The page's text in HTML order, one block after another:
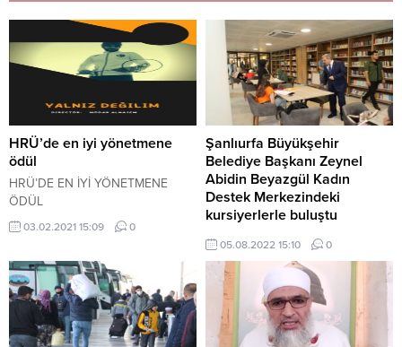
HRÜ’de en iyi yönetmene
ödül
HRÜ’DE EN İYİ YÖNETMENE
ÖDÜL
03.02.2021 15:09 0
Şanlıurfa Büyükşehir
Belediye Başkanı Zeynel
Abidin Beyazgül Kadın
Destek Merkezindeki
kursiyerlerle buluştu
Şanlıurfa Büyükşehir Belediye
Başkanı Zeynel Abidin Beyazgül
Kadın Destek Merkezindeki
kursiyerlerle buluştu
05.08.2022 15:10 0